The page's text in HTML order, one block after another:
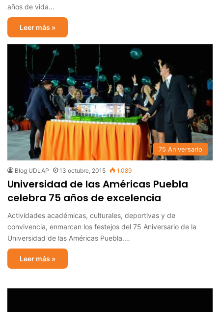
años de vida…
Leer más »
75 Aniversario
Blog UDLAP 13 octubre, 2015 1,089
Universidad de las Américas Puebla
celebra 75 años de excelencia
Actividades académicas, culturales, deportivas y de
convivencia, enmarcan los festejos del 75 Aniversario de la
Universidad de las Américas Puebla.…
Leer más »